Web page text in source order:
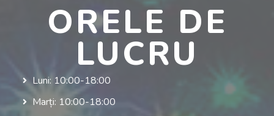
ORELE DE
LUCRU
Luni: 10:00-18:00
Marți: 10:00-18:00